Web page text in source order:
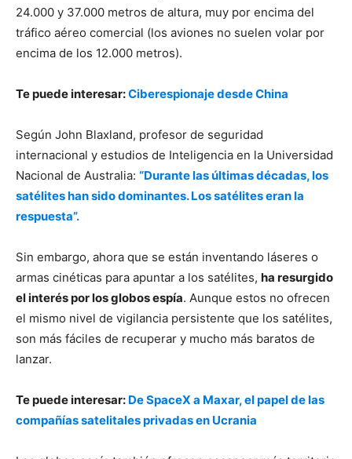
24.000 y 37.000 metros de altura, muy por encima del
tráfico aéreo comercial (los aviones no suelen volar por
encima de los 12.000 metros).
Te puede interesar:Ciberespionaje desde China
Según John Blaxland, profesor de seguridad
internacional y estudios de Inteligencia en la Universidad
Nacional de Australia: “Durante las últimas décadas, los
satélites han sido dominantes. Los satélites eran la
respuesta”.
Sin embargo, ahora que se están inventando láseres o
armas cinéticas para apuntar a los satélites, ha resurgido
el interés por los globos espía. Aunque estos no ofrecen
el mismo nivel de vigilancia persistente que los satélites,
son más fáciles de recuperar y mucho más baratos de
lanzar.
Te puede interesar: De SpaceX a Maxar, el papel de las
compañías satelitales privadas en Ucrania